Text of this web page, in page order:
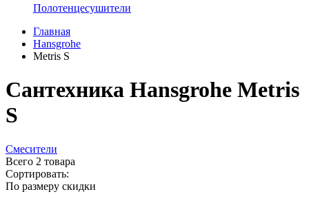
Полотенцесушители
Главная
Hansgrohe
Metris S
Сантехника Hansgrohe Metris
S
Смесители
Всего 2 товара
Сортировать:
По размеру скидки